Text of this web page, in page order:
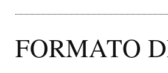
FORMATO